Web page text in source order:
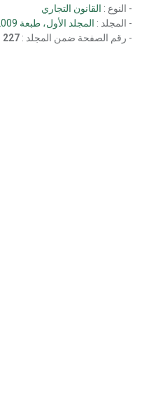
- النوع : القانون التجاري
- المجلد : المجلد الأول، طبعة 2009، دمشق
- رقم الصفحة ضمن المجلد : 227